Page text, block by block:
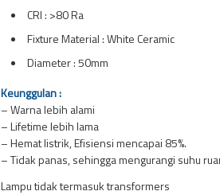
CRI : >80 Ra
Fixture Material :White Ceramic
Diameter :50mm
Keunggulan :
– Warna lebih alami
– Lifetime lebih lama
– Hemat listrik, Efisiensi mencapai 85%.
– Tidak panas, sehingga mengurangi suhu
Lampu tidak termasuk transformers